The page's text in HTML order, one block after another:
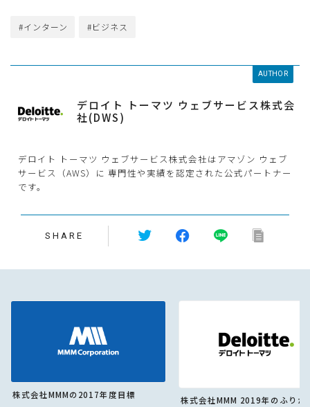
#インターン #ビジネス
AUTHOR
デロイト トーマツ ウェブサービス株式会
社(DWS)
デロイト トーマツ ウェブサービス株式会社はアマゾン ウェブ
サービス（AWS）に 専門性や実績を認定された公式パートナー
です。
SHARE
株式会社MMMの2017年度目標
株式会社MMM 2019年のふりか